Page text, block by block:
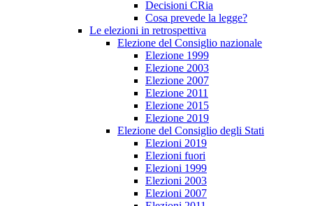
Decisioni CRia
Cosa prevede la legge?
Le elezioni in retrospettiva
Elezione del Consiglio nazionale
Elezione 1999
Elezione 2003
Elezione 2007
Elezione 2011
Elezione 2015
Elezione 2019
Elezione del Consiglio degli Stati
Elezioni 2019
Elezioni fuori
Elezioni 1999
Elezioni 2003
Elezioni 2007